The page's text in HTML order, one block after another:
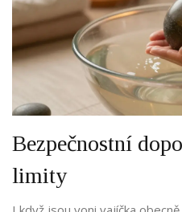
Bezpečnostní
limity